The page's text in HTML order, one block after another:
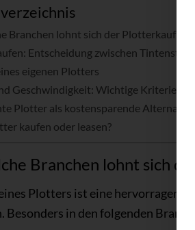
Branchen lohnt sich der Plotterkauf?
Entscheidung zwischen
eigenen Plotters
Geschwindigkeit: Wichtige Kriterien
Plotter als kostensparende Alternative
kaufen oder leasen?
Branchen lohnt sich
Plotters ist eine
Besonders in den folgenden